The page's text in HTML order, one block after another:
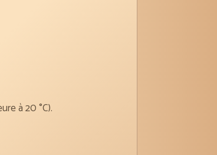
à 20 °C).